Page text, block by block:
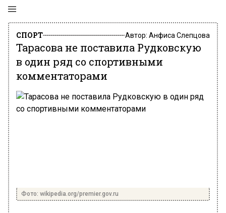
СПОРТ Автор: Анфиса Слепцова
Тарасова не поставила Рудковскую
в один ряд со спортивными
комментаторами
Фото: wikipedia.org/premier.gov.ru